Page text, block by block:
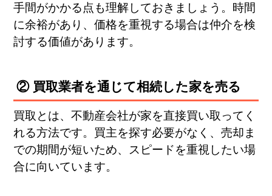
手間がかかる点も理解しておきましょう。時間
に余裕があり、価格を重視する場合は仲介を検
討する価値があります。
② 買取業者を通じて相続した家を売る
買取とは、不動産会社が家を直接買い取ってく
れる方法です。買主を探す必要がなく、売却ま
での期間が短いため、スピードを重視したい場
合に向いています。